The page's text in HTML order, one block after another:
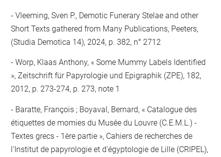
Vleeming, Sven P., Demotic Funerary Stelae and other
Short Texts gathered from Many Publications, Peeters,
(Studia Demotica 14), 2024, p. 382, n° 2712
Worp, Klaas Anthony, « Some Mummy Labels Identified
», Zeitschrift für Papyrologie und Epigraphik (ZPE), 182,
2012, p. 273-274, p. 273, note 1
Baratte, François ; Boyaval, Bernard, « Catalogue des
étiquettes de momies du Musée du Louvre (C.E.M.L.) -
Textes grecs - 1ère partie », Cahiers de recherches de
l'Institut de papyrologie et d'égyptologie de Lille (CRIPEL),